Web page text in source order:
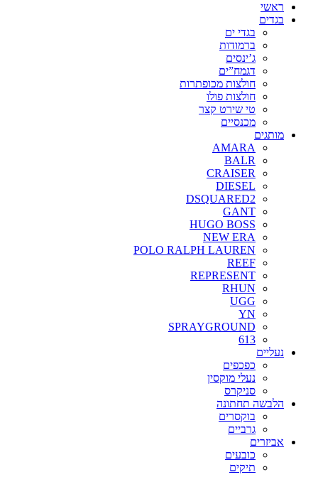
ראשי
בגדים
בגדי ים
ברמודות
ג’ינסים
דגמח”ים
חולצות מכופתרות
חולצות פולו
טי שירט קצר
מכנסיים
מותגים
AMARA
BALR
CRAISER
DIESEL
DSQUARED2
GANT
HUGO BOSS
NEW ERA
POLO RALPH LAUREN
REEF
REPRESENT
RHUN
UGG
YN
SPRAYGROUND
613
נעליים
כפכפים
נעלי מוקסין
סניקרס
הלבשה תחתונה
בוקסרים
גרביים
אביזרים
כובעים
תיקים